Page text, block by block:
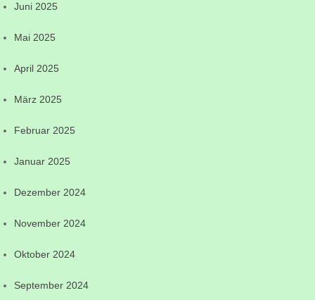
Juni 2025
Mai 2025
April 2025
März 2025
Februar 2025
Januar 2025
Dezember 2024
November 2024
Oktober 2024
September 2024